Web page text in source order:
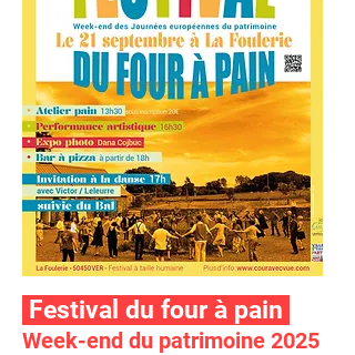
Festival du four à pain
Week-end du patrimoine 2025